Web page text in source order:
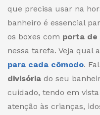
que precisa usar na
banheiro é essencial
os boxes com porta de
nessa tarefa. Veja qual a
para cada cômodo.
divisória do seu
cuidado, tendo em
atenção às crianças,